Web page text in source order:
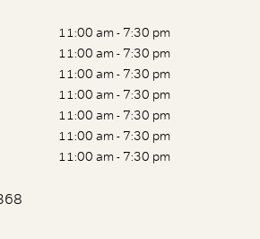
11:00 am - 7:30 pm
11:00 am - 7:30 pm
11:00 am - 7:30 pm
11:00 am - 7:30 pm
11:00 am - 7:30 pm
11:00 am - 7:30 pm
11:00 am - 7:30 pm